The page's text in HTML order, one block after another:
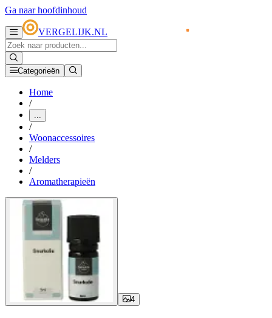
Ga naar hoofdinhoud
VERGELIJK.NL
Categorieën
Home
/
...
/
Woonaccessoires
/
Melders
/
Aromatherapieën
4